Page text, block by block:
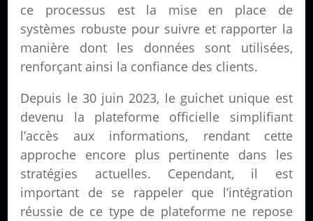
ce processus est la mise en place de
systèmes robuste pour suivre et rapporter la
manière dont les données sont utilisées,
renforçant ainsi la confiance des clients.
Depuis le 30 juin 2023, le guichet unique est
devenu la plateforme officielle simplifiant
l’accès aux informations, rendant cette
approche encore plus pertinente dans les
stratégies actuelles. Cependant, il est
important de se rappeler que l’intégration
réussie de ce type de plateforme ne repose